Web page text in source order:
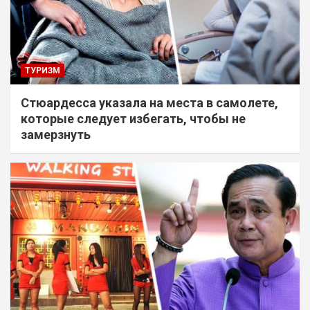
ТУРИЗМ
Стюардесса указала на места в самолете,
которые следует избегать, чтобы не
замерзнуть